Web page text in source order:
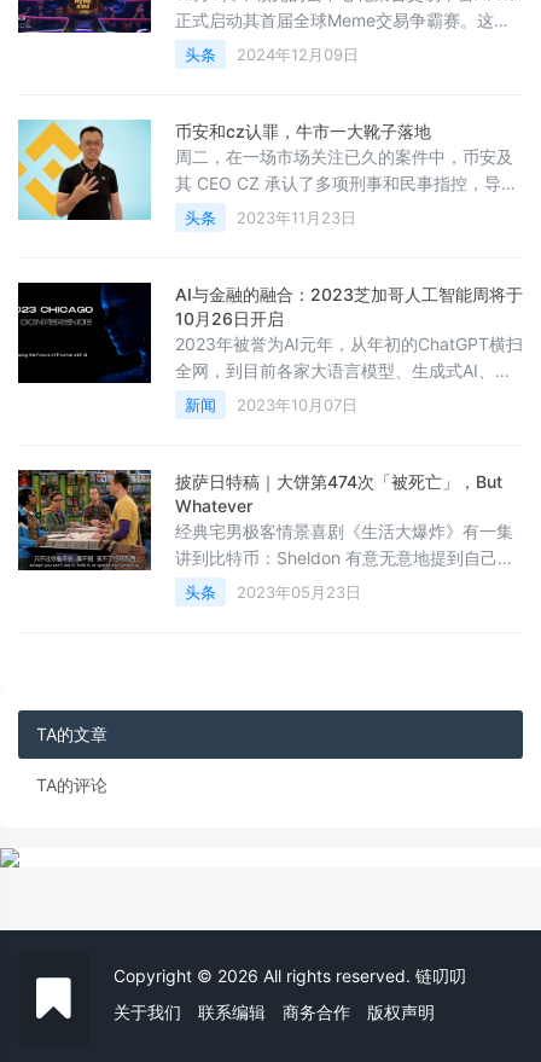
Meme的链上聚合交易平台有Ave.ai、GMGN
等。以Ave.a
正式启动其首届全球Meme交易争霸赛。这项
活动旨在通过公开透明的赛程设置，吸引全球
数字货币交易者，共同竞争Meme币交易领
12月31日，期间实时更新动态争霸榜单，展现
用户收益率排名，并最终确定每个赛程优胜
者。过去一年中，区块链链上交易基础设施得
到了快速发展。链上资产多样化与丰富性，
MEME文化吸引力提
头条 2024年12月09日
币安和cz认罪，牛市一大靴子落地
周二，在一场市场关注已久的案件中，币安及
其 CEO CZ 承认了多项刑事和民事指控，导致
CZ 下台并被处以超过 40 亿美元的罚款。这一
消息消除了市场的一大悬念，市场曾担心监管
带来什么。币安将继续运营，但受到美国监管
机构的密切监控，并由新任 CEO Richard
Teng 领导新的管理层。尽管许多人将 2020
年涉及 BitMEX 高管的案件视为币安和
头条 2023年11月23日
AI与金融的融合：2023芝加哥人工智能周将于
10月26日开启
2023年被誉为AI元年，从年初的ChatGPT横扫
全网，到目前各家大语言模型、生成式AI、数
字人等百家争鸣，我们见证了人工智能为商业
和社会带来的巨大机遇和挑战。今天，AI在医
深化，从生产自动化到智能决策，从医疗诊断
到自然语言处理，AI正在快速地渗透到我们的
工作、生活等各个领域，提高效率、改善客户
体验、引领产品创新，重新定义员工与企业、
企业与社会等多种复杂关
新闻 2023年10月07日
披萨日特稿｜大饼第474次「被死亡」，But
Whatever
经典宅男极客情景喜剧《生活大爆炸》有一集
讲到比特币：Sheldon 有意无意地提到自己刚
发表的有关比特币的论文，当时比特币价格约
5,000 美元/枚，Leonard 突然想起 7 年前比
消失」的比特币。当时 Sheldon 因纠结挖出比
头条 2023年05月23日
TA的文章
TA的评论
Copyright © 2026 All rights reserved. 链叨叨
关于我们
联系编辑 商务合作 版权声明